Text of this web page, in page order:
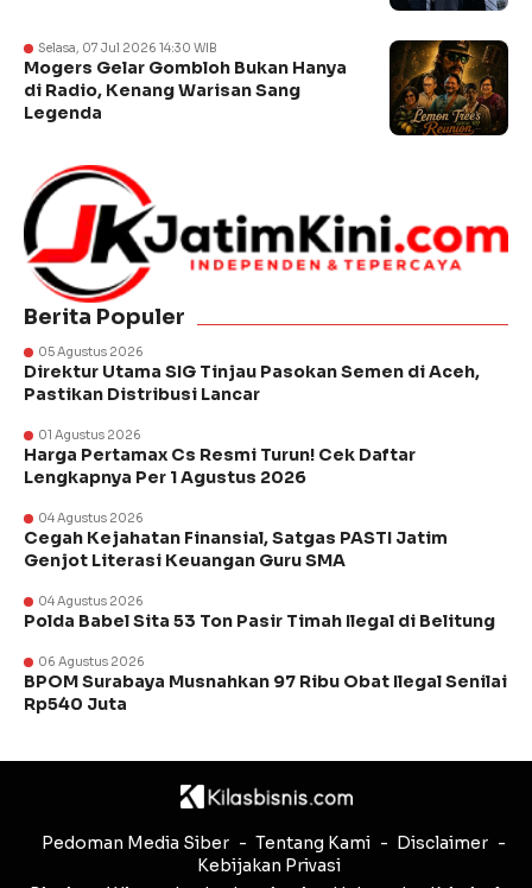
Selasa, 07 Jul 2026 14:30 WIB
Mogers Gelar Gombloh Bukan Hanya
di Radio, Kenang Warisan Sang
Legenda
Berita Populer
05 Agustus 2026
Direktur Utama SIG Tinjau Pasokan Semen di Aceh,
Pastikan Distribusi Lancar
01 Agustus 2026
Harga Pertamax Cs Resmi Turun! Cek Daftar
Lengkapnya Per 1 Agustus 2026
04 Agustus 2026
Cegah Kejahatan Finansial, Satgas PASTI Jatim
Genjot Literasi Keuangan Guru SMA
04 Agustus 2026
Polda Babel Sita 53 Ton Pasir Timah Ilegal di Belitung
06 Agustus 2026
BPOM Surabaya Musnahkan 97 Ribu Obat Ilegal Senilai
Rp540 Juta
Pedoman Media Siber Tentang Kami
Disclaimer
Kebijakan Privasi